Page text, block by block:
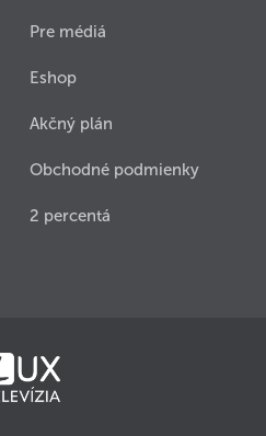
Pre médiá
Eshop
Akčný plán
Obchodné podmienky
2 percentá